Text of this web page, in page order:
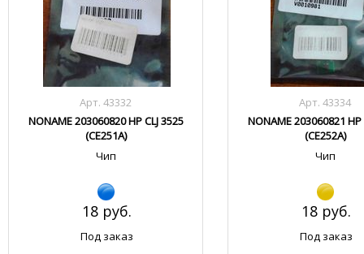
Арт. 43332
NONAME 203060820 HP CLJ 3525
(CE251A)
Чип
18 руб.
Под заказ
Арт. 43334
NONAME 203060821 HP
(CE252A)
Чип
18 руб.
Под заказ